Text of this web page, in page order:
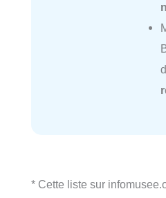
* Cette liste sur